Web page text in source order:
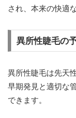
され、本来の快適
異所性睫毛の
異所性睫毛は先天
早期発見と適切な
できます。